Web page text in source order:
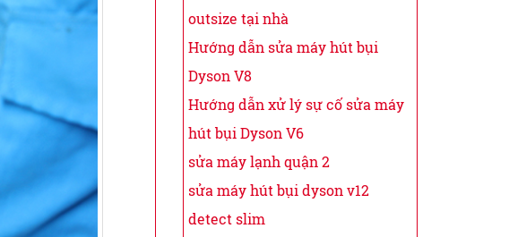
outsize tại nhà
Hướng dẫn sửa máy hút bụi
Dyson V8
Hướng dẫn xử lý sự cố sửa máy
hút bụi Dyson V6
sửa máy lạnh quận 2
sửa máy hút bụi dyson v12
detect slim